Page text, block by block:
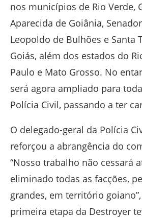
nos municípios de Rio Verde,
Aparecida de Goiânia,
Leopoldo de Bulhões e Santa
Goiás, além dos estados do
Paulo e Mato Grosso. No
será agora ampliado para
Polícia Civil, passando a ter
O delegado-geral da Polícia
reforçou a abrangência do
“Nosso trabalho não cessará
eliminado todas as facções,
grandes, em território
primeira etapa da Destroyer